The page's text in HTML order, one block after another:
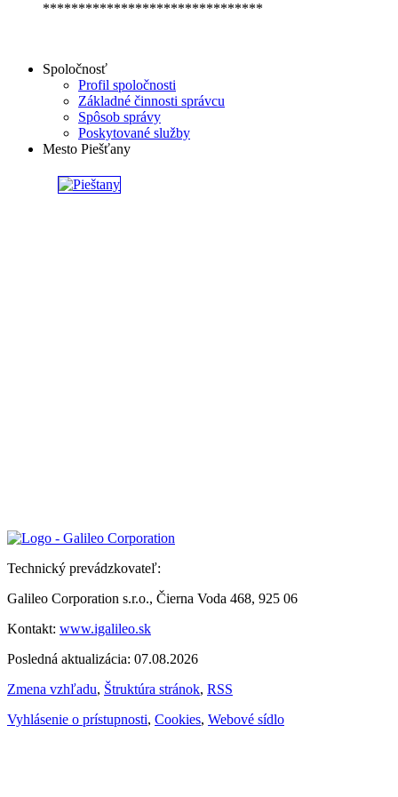
*******************************
Spoločnosť
Profil spoločnosti
Základné činnosti správcu
Spôsob správy
Poskytované služby
Mesto Piešťany
Technický prevádzkovateľ:
Galileo Corporation s.r.o., Čierna Voda 468, 925 06
Kontakt: www.igalileo.sk
Posledná aktualizácia: 07.08.2026
Zmena vzhľadu, Štruktúra stránok, RSS
Vyhlásenie o prístupnosti, Cookies, Webové sídlo